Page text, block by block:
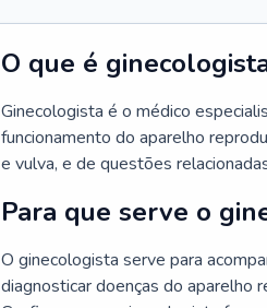
O que é
Ginecologista é o médico
funcionamento do aparelho
e vulva, e de questões
Para que serve o
O ginecologista serve para
diagnosticar doenças do aparelho